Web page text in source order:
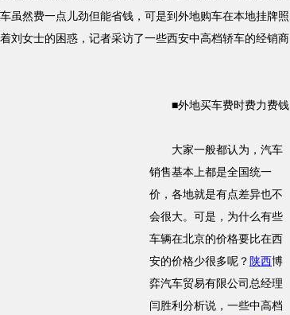
虽然费一点儿劲但能省钱，可是到外地购车在本地挂牌照
刘女士的困惑，记者采访了一些西安中高档轿车的经销商
■外地买车费时费力费钱
大家一般都认为，汽车
销售基本上都是全国统一
价，各地就是有点差异也不
会很大。可是，为什么有些
车辆在北京的价格要比在西
安的价格少很多呢？ 陕西博
弈汽车贸易有限公司总经理
闫胜利分析说，一些中高档